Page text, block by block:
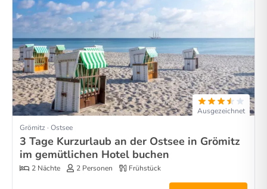
Ausgezeichnet
Grömitz · Ostsee
3 Tage Kurzurlaub an der Ostsee in Grömitz
im gemütlichen Hotel buchen
2 Nächte 2 Personen Frühstück